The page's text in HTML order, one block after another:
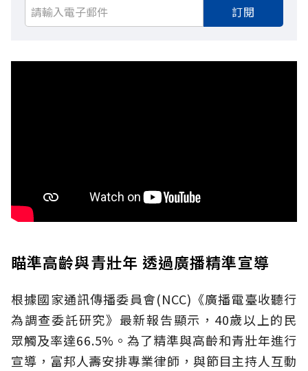
訂閱
瞄準高齡與青壯年 透過廣播精準宣導
根據國家通訊傳播委員會(NCC)《廣播電臺收聽行
為調查委託研究》最新報告顯示，40歲以上的民
眾觸及率達66.5%。為了精準與高齡和青壯年進行
宣導，富邦人壽安排專業律師，與節目主持人互動